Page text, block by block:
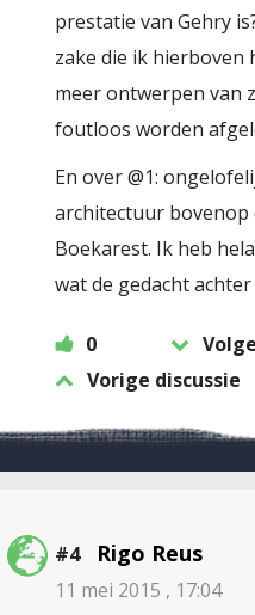
prestatie van Gehry
zake die ik hierboven
meer ontwerpen van
foutloos worden
En over @1:
architectuur bovenop
Boekarest. Ik heb
wat de gedacht achter
0
Vorige discussie
#4 Rigo Reus
11 mei 2015 , 17:04